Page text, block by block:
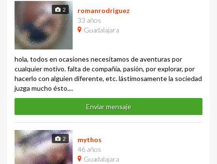
2
romanrodriguez
33 años
Guadalajara
hola, todos en ocasiones necesitamos de aventuras por
cualquier motivo. falta de compañía, pasión, por explorar, por
hacerlo con alguien diferente, etc. lástimosamente la sociedad
juzga mucho ésto....
Enviar mensaje
2
mythos
46 años
Guadalajara